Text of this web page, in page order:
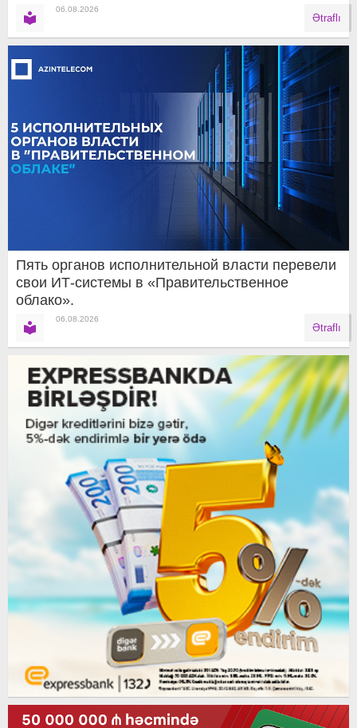
06.08.2026
Ətraflı
Пять органов исполнительной власти перевели
свои ИТ-системы в «Правительственное
облако».
06.08.2026
Ətraflı